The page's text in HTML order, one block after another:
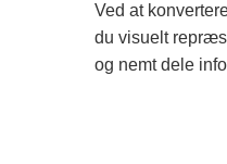
Ved at
du visuelt
og nemt dele